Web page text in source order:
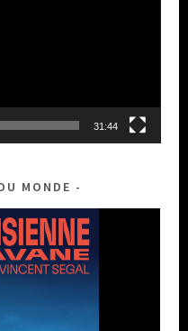
31:44
MONDE